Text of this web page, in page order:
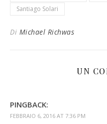
Santiago Solari
Di Michael Richwas
UN
PINGBACK:
FEBBRAIO 6, 2016 AT 7:36 PM